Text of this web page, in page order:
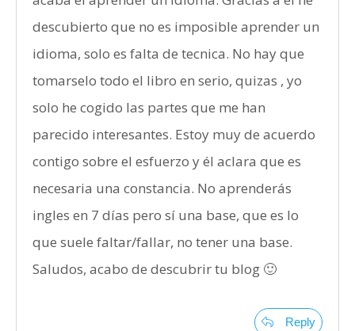
descubierto que no es imposible aprender un
idioma, solo es falta de tecnica. No hay que
tomarselo todo el libro en serio, quizas , yo
solo he cogido las partes que me han
parecido interesantes. Estoy muy de acuerdo
contigo sobre el esfuerzo y él aclara que es
necesaria una constancia. No aprenderás
ingles en 7 días pero sí una base, que es lo
que suele faltar/fallar, no tener una base.
Saludos, acabo de descubrir tu blog 🙂
Reply